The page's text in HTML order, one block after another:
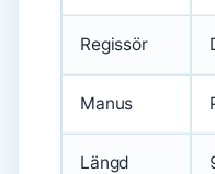
Regissör
Manus
Längd